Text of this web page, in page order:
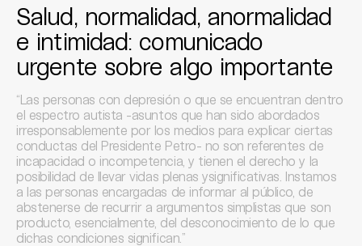
Salud, normalidad, anormalidad
e intimidad: comunicado
urgente sobre algo importante
“Las personas con depresión o que se encuentran dentro
el espectro autista -asuntos que han sido abordados
irresponsablemente por los medios para explicar ciertas
conductas del Presidente Petro- no son referentes de
incapacidad o incompetencia, y tienen el derecho y la
posibilidad de llevar vidas plenas ysignificativas. Instamos
a las personas encargadas de informar al público, de
abstenerse de recurrir a argumentos simplistas que son
producto, esencialmente, del desconocimiento de lo que
dichas condiciones significan.”